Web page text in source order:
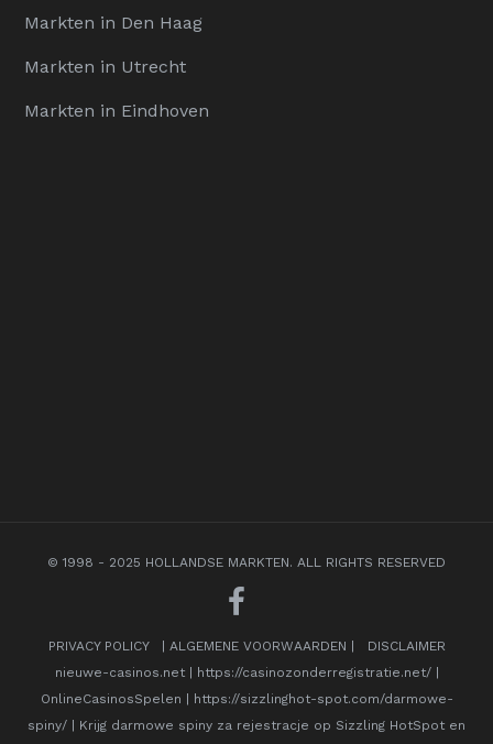
Markten in Den Haag
Markten in Utrecht
Markten in Eindhoven
© 1998 - 2025 HOLLANDSE MARKTEN. ALL RIGHTS RESERVED
PRIVACY POLICY | ALGEMENE VOORWAARDEN |
DISCLAIMER
nieuwe-casinos.net| https://casinozonderregistratie.net/|
OnlineCasinosSpelen | https://sizzlinghot-spot.com/darmowe-
spiny/ | Krijg darmowe spiny za rejestracje op Sizzling HotSpot en